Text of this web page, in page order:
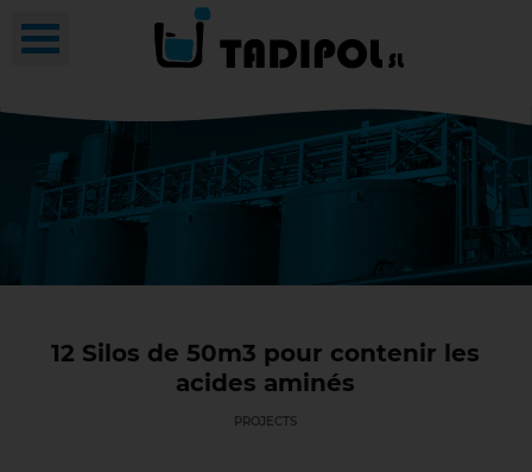
12 Silos de 50m3 pour contenir les
acides aminés
PROJECTS